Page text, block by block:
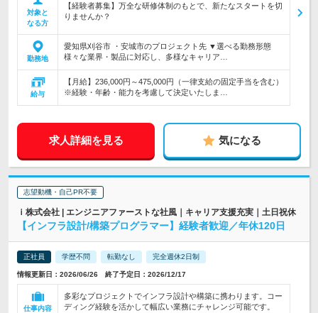
対象と
なる方
【経験者募集】万全な研修体制のもとで、新たなスタートを切
りませんか？
勤務地
愛知県刈谷市 ・安城市のプロジェクト先 ▼選べる勤務形態
様々な業界・製品に対応し、多様なキャリア…
給与
【月給】236,000円～475,000円（一律支給の固定手当を含む）
※経験・年齢・能力を考慮して決定いたしま…
求人詳細を見る 気になる
志望動機・自己PR不要
ｉ株式会社 | エンジニアファーストな社風｜キャリア支援充実｜土日祝休
【インフラ設計/構築プログラマー】経験者歓迎／年休120日
正社員 学歴不問 転勤なし 完全週休2日制
情報更新日：2026/06/26 終了予定日：2026/12/17
仕事内容
多彩なプロジェクトでインフラ設計や構築に携わります。コー
ディング経験を活かして幅広い業務にチャレンジ可能です。